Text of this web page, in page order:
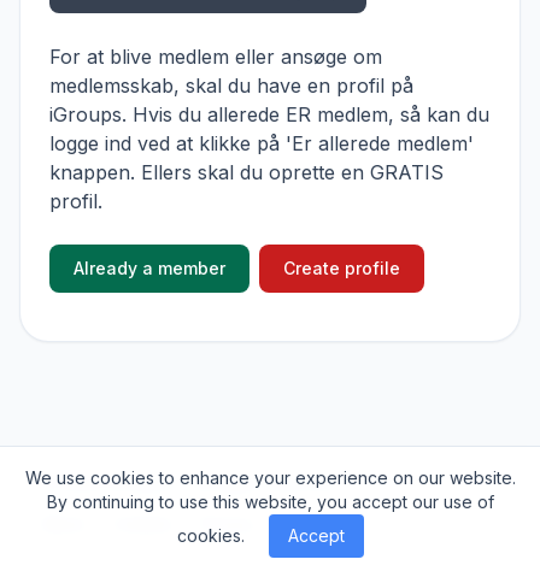
For at blive medlem eller ansøge om
medlemsskab, skal du have en profil på
iGroups. Hvis du allerede ER medlem, så kan du
logge ind ved at klikke på 'Er allerede medlem'
knappen. Ellers skal du oprette en GRATIS
profil.
Already a member Create profile
© 2026iGroups.io. All rights reserved.
We use cookies to enhance your experience on our website.
By continuing to use this website, you accept our use of
cookies.
Accept